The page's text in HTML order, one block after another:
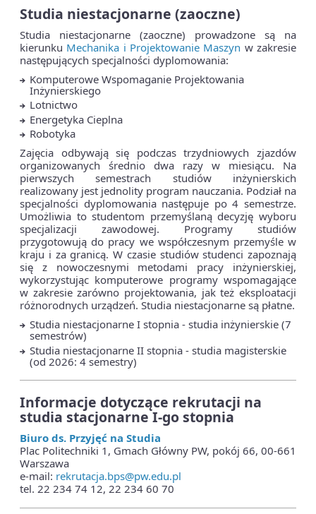
Studia niestacjonarne (zaoczne)
Studia niestacjonarne (zaoczne) prowadzone są na
kierunku Mechanika i Projektowanie Maszyn w zakresie
następujących specjalności dyplomowania:
Komputerowe Wspomaganie Projektowania
Inżynierskiego
Lotnictwo
Energetyka Cieplna
Robotyka
Zajęcia odbywają się podczas trzydniowych zjazdów
organizowanych średnio dwa razy w miesiącu. Na
pierwszych semestrach studiów inżynierskich
realizowany jest jednolity program nauczania. Podział na
specjalności dyplomowania następuje po 4 semestrze.
Umożliwia to studentom przemyślaną decyzję wyboru
specjalizacji zawodowej. Programy studiów
przygotowują do pracy we współczesnym przemyśle w
kraju i za granicą. W czasie studiów studenci zapoznają
się z nowoczesnymi metodami pracy inżynierskiej,
wykorzystując komputerowe programy wspomagające
w zakresie zarówno projektowania, jak też eksploatacji
różnorodnych urządzeń. Studia niestacjonarne są płatne.
Studia niestacjonarne I stopnia - studia inżynierskie (7
semestrów)
Studia niestacjonarne II stopnia - studia magisterskie
(od 2026: 4 semestry)
Informacje dotyczące rekrutacji na
studia stacjonarne I-go stopnia
Biuro ds. Przyjęć na Studia
Plac Politechniki 1, Gmach Główny PW, pokój 66, 00-661
Warszawa
e-mail: rekrutacja.bps@pw.edu.pl
tel. 22 234 74 12, 22 234 60 70